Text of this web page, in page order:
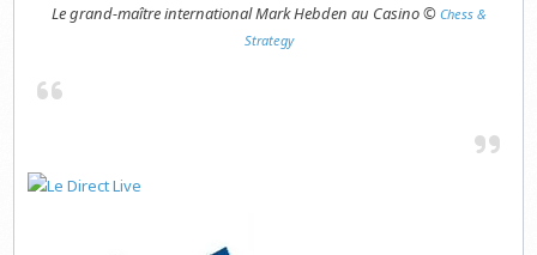
Le grand-maître international Mark Hebden au Casino © Chess &
Strategy